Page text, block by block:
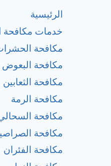
الرئيسية
خدمات مكافحة
مكافحة
مكافحة البعوض
مكافحة الثعابين
مكافحة الرمة
مكافحة
مكافحة
مكافحة الفئران